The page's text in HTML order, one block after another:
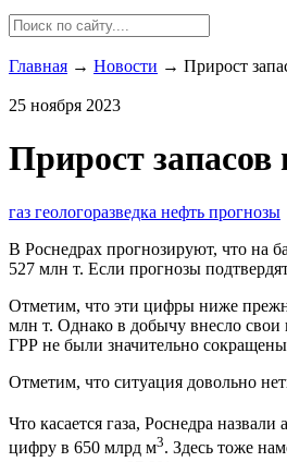
Главная → Новости → Прирост
25 ноября 2023
Прирост запасов
газ геологоразведка нефть прогнозы
В Роснедрах прогнозируют, что на
527 млн т. Если прогнозы
Отметим, что эти цифры ниже
млн т. Однако в добычу внесло свои
ГРР не были значительно
Отметим, что ситуация довольно
Что касается газа, Роснедра
цифру в 650 млрд м3. Здесь тоже